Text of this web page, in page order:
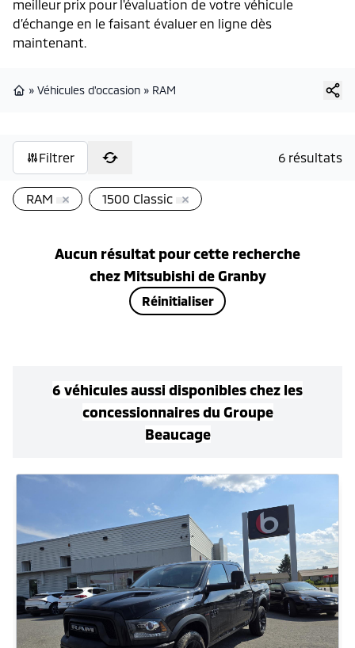
meilleur prix pour l'évaluation de votre véhicule
d’échange en le faisant évaluer en ligne dès
maintenant.
» Véhicules d'occasion » RAM
Filtrer 6 résultats
RAM 1500 Classic
Aucun résultat pour cette recherche
chez Mitsubishi de Granby
Réinitialiser
6 véhiculesaussi disponibleschez les
concessionnaires du Groupe
Beaucage